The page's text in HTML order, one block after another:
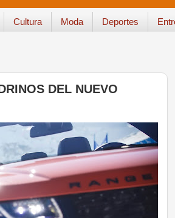
Cultura Moda Deportes
DEL NUEVO